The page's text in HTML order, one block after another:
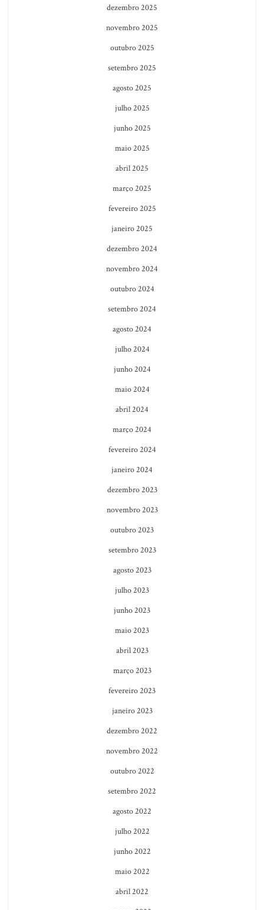
dezembro 2025
novembro 2025
outubro 2025
setembro 2025
agosto 2025
julho 2025
junho 2025
maio 2025
abril 2025
março 2025
fevereiro 2025
janeiro 2025
dezembro 2024
novembro 2024
outubro 2024
setembro 2024
agosto 2024
julho 2024
junho 2024
maio 2024
abril 2024
março 2024
fevereiro 2024
janeiro 2024
dezembro 2023
novembro 2023
outubro 2023
setembro 2023
agosto 2023
julho 2023
junho 2023
maio 2023
abril 2023
março 2023
fevereiro 2023
janeiro 2023
dezembro 2022
novembro 2022
outubro 2022
setembro 2022
agosto 2022
julho 2022
junho 2022
maio 2022
abril 2022